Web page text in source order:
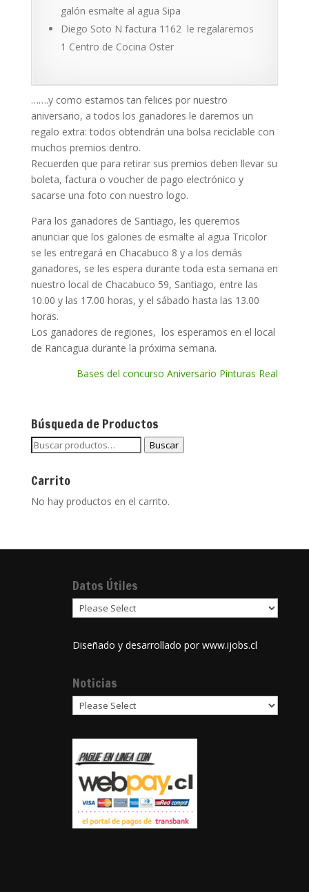
galón esmalte al agua Sipa
Diego Soto N factura 1162 le regalaremos
1 Centro de Cocina Oster
…….y como estamos tan felices por nuestro
aniversario, a todos los ganadores le daremos un
regalo extra: todos obtendrán una bolsa reciclable con
muchos premios dentro.
Recuerden que para retirar sus premios deben llevar su
boleta, factura o voucher de pago electrónico y
sacarse una foto con nuestro logo.
Para los ganadores de Santiago, les queremos
anunciar que los galones de esmalte al agua Tricolor
se les entregará en Chacabuco 8 y a los demás
ganadores, se les espera durante toda esta semana en
nuestro local de Chacabuco 59, Santiago, entre las
10.00 y las 17.00 horas, y el sábado hasta las 13.00
horas.
Los ganadores de regiones, los esperamos en el local
de Rancagua durante la próxima semana.
Bases del concurso Aniversario Pinturas Real
Búsqueda de Productos
Buscar
Buscar
Carrito
No hay productos en el carrito.
Datos Útiles
Diseñado y desarrollado por www.ijobs.cl
Noticias